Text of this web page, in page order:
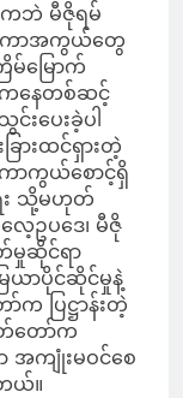
ဘဲ မီဇိုရမ်
ကာအကွယ်တွေ
မ်မြောက်
ကနေတစ်ဆင့်
းပေးခဲ့ပါ
ားထင်ရှားတဲ့
ာကွယ်စောင့်ရှိ
း သို့မဟုတ်
ေ့ဥပဒေ၊ မီဇို
မှုဆိုင်ရာ
ေယာပိုင်ဆိုင်မှုနဲ့
ပြဋ္ဌာန်းတဲ့
တော်က
ကျုံးမဝင်စေ
ယ်။